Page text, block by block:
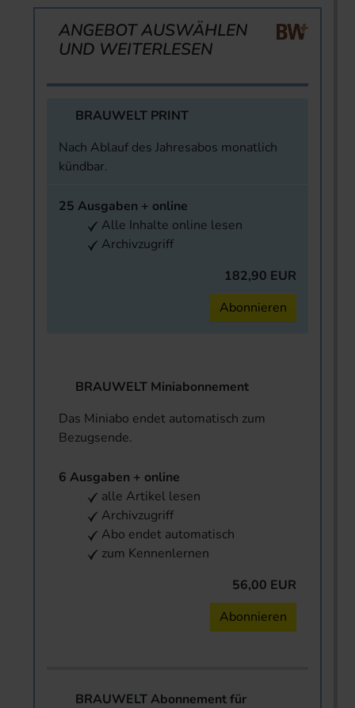
ANGEBOT AUSWÄHLEN
UND WEITERLESEN
BRAUWELT PRINT
Nach Ablauf des Jahresabos monatlich
kündbar.
25 Ausgaben + online
Alle Inhalte online lesen
Archivzugriff
182,90 EUR
Abonnieren
BRAUWELT Miniabonnement
Das Miniabo endet automatisch zum
Bezugsende.
6 Ausgaben + online
alle Artikel lesen
Archivzugriff
Abo endet automatisch
zum Kennenlernen
56,00 EUR
Abonnieren
BRAUWELT Abonnement für